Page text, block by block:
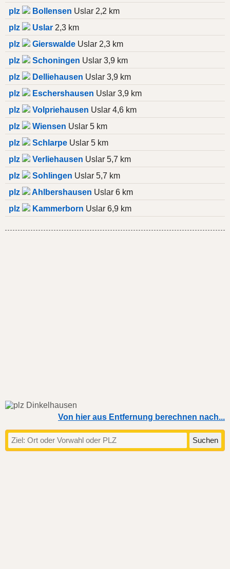
plz
Bollensen Uslar 2,2 km
plz
Uslar 2,3 km
plz
Gierswalde Uslar 2,3 km
plz
Schoningen Uslar 3,9 km
plz
Delliehausen Uslar 3,9 km
plz
Eschershausen Uslar 3,9 km
plz
Volpriehausen Uslar 4,6 km
plz
Wiensen Uslar 5 km
plz
Schlarpe Uslar 5 km
plz
Verliehausen Uslar 5,7 km
plz
Sohlingen Uslar 5,7 km
plz
Ahlbershausen Uslar 6 km
plz
Kammerborn Uslar 6,9 km
Von hier aus Entfernung berechnen nach...